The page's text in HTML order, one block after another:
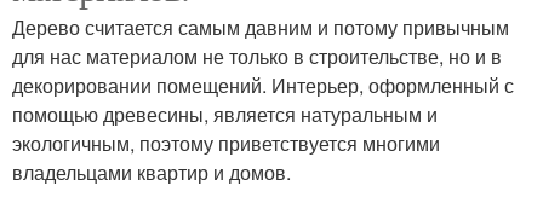
Дерево считается самым давним и потому привычным
для нас материалом не только в строительстве, но и в
декорировании помещений. Интерьер, оформленный с
помощью древесины, является натуральным и
экологичным, поэтому приветствуется многими
владельцами квартир и домов.